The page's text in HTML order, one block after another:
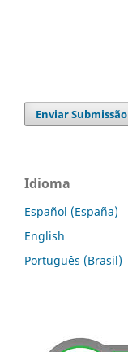
Enviar Submissão
Idioma
Español (España)
English
Português (Brasil)